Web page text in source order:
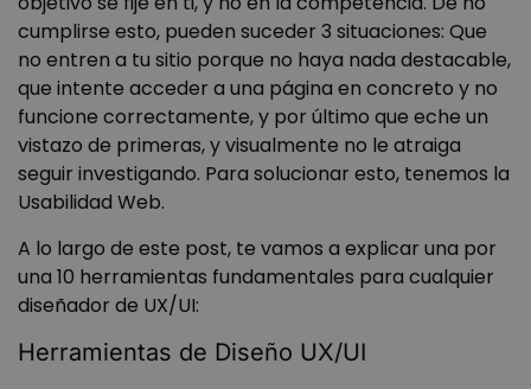
cumplirse esto, pueden suceder 3 situaciones: Que
no entren a tu sitio porque no haya nada destacable,
que intente acceder a una página en concreto y no
funcione correctamente, y por último que eche un
vistazo de primeras, y visualmente no le atraiga
seguir investigando. Para solucionar esto, tenemos la
Usabilidad Web.
A lo largo de este post, te vamos a explicar una por
una 10 herramientas fundamentales para cualquier
diseñador de UX/UI:
Herramientas de Diseño UX/UI